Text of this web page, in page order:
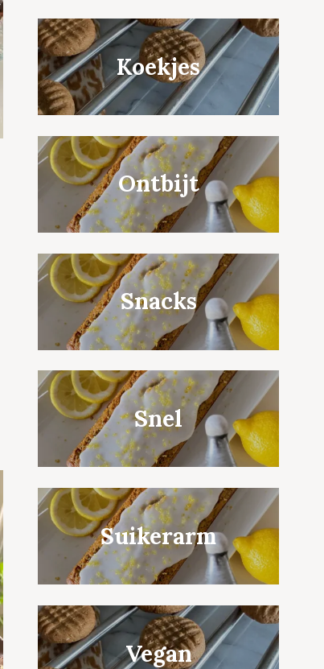
Koekjes
Ontbijt
Snacks
Snel
Suikerarm
Vegan